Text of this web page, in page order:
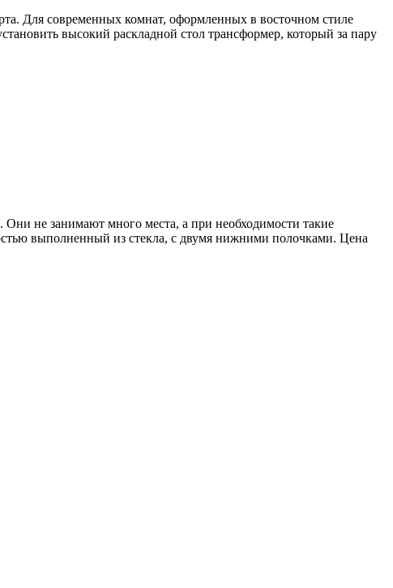
Для современных комнат, оформленных в восточном стиле
высокий раскладной стол трансформер, который за пару
не занимают много места, а при необходимости такие
выполненный из стекла, с двумя нижними полочками. Цена